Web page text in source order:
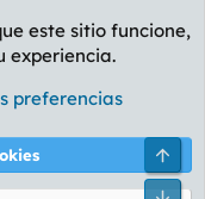
de privacidad Ayuda
este sitio funcione,
experiencia.
preferencias